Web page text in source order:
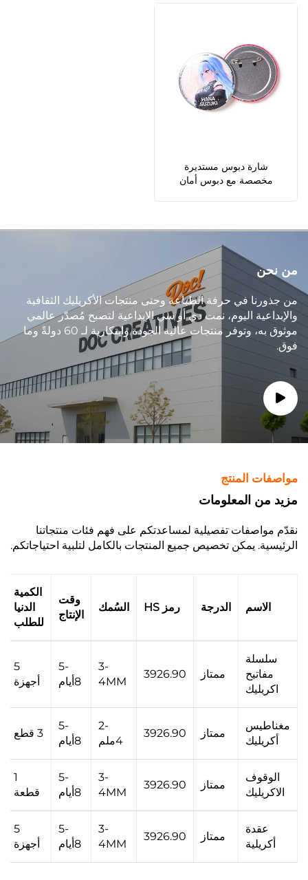
شارة دبوس مستديرة
مخصصة مع دبوس أمان
من نحن
من جذورنا في حرفة الطباعة وحتى منتجات الأكريليك الثقافية
والإبداعية اليوم، نمت دي أو سي الإبداعية لتصبح مُصدّر عالمي
موثوق به، وتوفر منتجات عالية الجودة وابتكارية لـ 60 دولةً وما
فوق.
مواصفات المنتج
مزيد من المعلومات
نقدّم مواصفات تفصيلية لمساعدتكم على فهم فئات منتجاتنا
الرئيسية. يمكن تخصيص جميع المنتجات بالكامل لتلبية احتياجاتكم.
الاسم الدرجة رمز HS السُمك
وقت
الإنتاج
الكمية
الدنيا
للطلب
سلسلة
مفاتيح
اكريليك
ممتاز 3926.90
3-
4MM
5-
8أيام
5
أجهزة
مغناطيس
أكريليك
ممتاز 3926.90
2-
4ملم
5-
8أيام
3 قطع
الوقوف
الاكريليك
ممتاز 3926.90
3-
4MM
5-
8أيام
1
قطعة
عقدة
أكريلية
ممتاز 3926.90
3-
4MM
5-
8أيام
5
أجهزة